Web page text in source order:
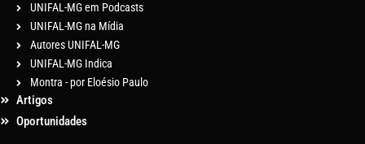
UNIFAL-MG em Podcasts
UNIFAL-MG na Mídia
Autores UNIFAL-MG
UNIFAL-MG Indica
Montra - por Eloésio Paulo
Artigos
Oportunidades